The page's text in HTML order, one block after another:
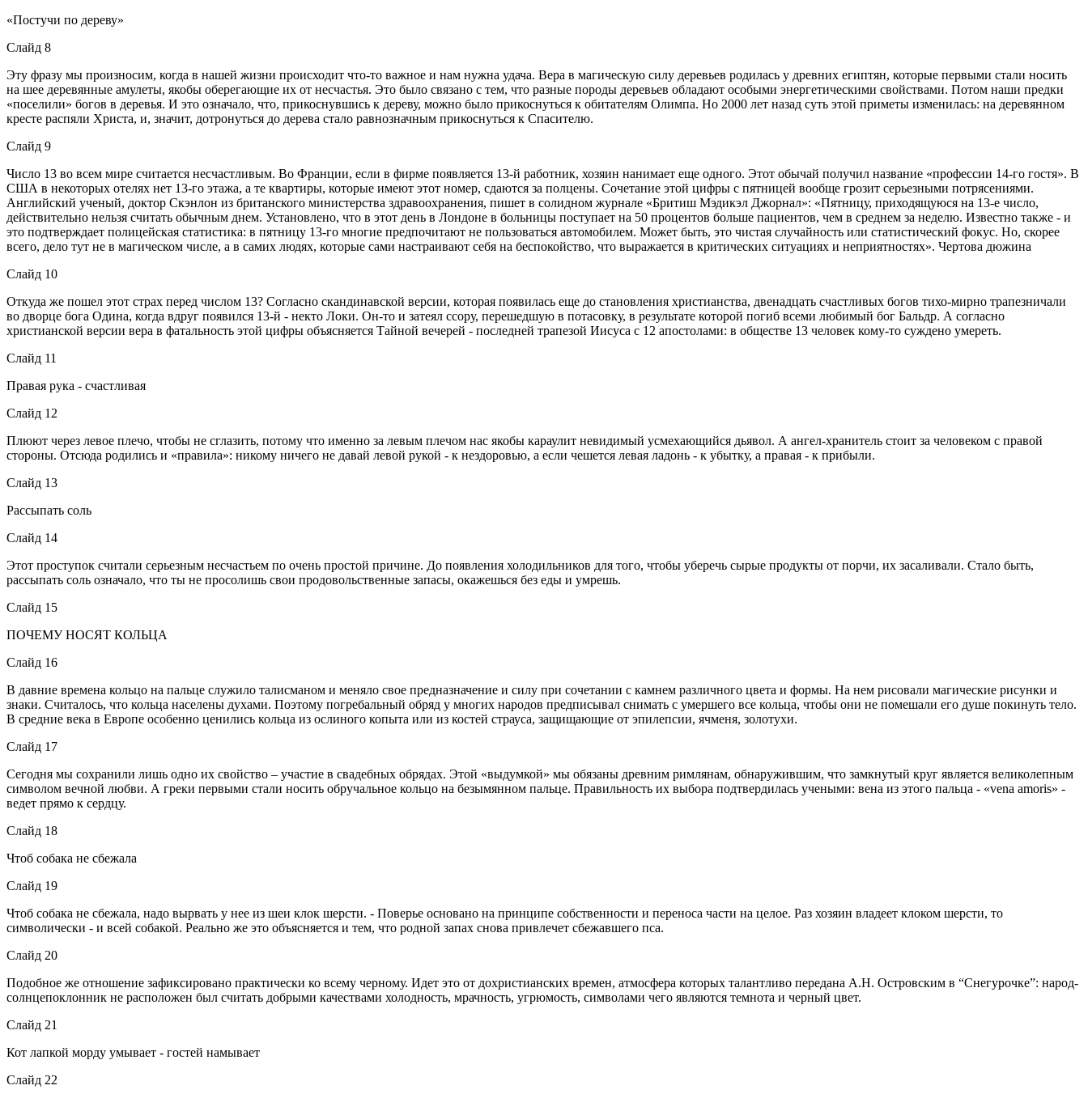
«Постучи по дереву»
Слайд 8
Эту фразу мы произносим, когда в нашей жизни происходит что-то важное и нам нужна удача. Вера в магическую силу деревьев родилась у древних египтян, которые первыми стали носить
на шее деревянные амулеты, якобы оберегающие их от несчастья. Это было связано с тем, что разные породы деревьев обладают особыми энергетическими свойствами. Потом наши предки
«поселили» богов в деревья. И это означало, что, прикоснувшись к дереву, можно было прикоснуться к обитателям Олимпа. Но 2000 лет назад суть этой приметы изменилась: на деревянном
кресте распяли Христа, и, значит, дотронуться до дерева стало равнозначным прикоснуться к Спасителю.
Слайд 9
Число 13 во всем мире считается несчастливым. Во Франции, если в фирме появляется 13-й работник, хозяин нанимает еще одного. Этот обычай получил название «профессии 14-го гостя». В
США в некоторых отелях нет 13-го этажа, а те квартиры, которые имеют этот номер, сдаются за полцены. Сочетание этой цифры с пятницей вообще грозит серьезными потрясениями.
Английский ученый, доктор Скэнлон из британского министерства здравоохранения, пишет в солидном журнале «Бритиш Мэдикэл Джорнал»: «Пятницу, приходящуюся на 13-е число,
действительно нельзя считать обычным днем. Установлено, что в этот день в Лондоне в больницы поступает на 50 процентов больше пациентов, чем в среднем за неделю. Известно также - и
это подтверждает полицейская статистика: в пятницу 13-го многие предпочитают не пользоваться автомобилем. Может быть, это чистая случайность или статистический фокус. Но, скорее
всего, дело тут не в магическом числе, а в самих людях, которые сами настраивают себя на беспокойство, что выражается в критических ситуациях и неприятностях». Чертова дюжина
Слайд 10
Откуда же пошел этот страх перед числом 13? Согласно скандинавской версии, которая появилась еще до становления христианства, двенадцать счастливых богов тихо-мирно трапезничали
во дворце бога Одина, когда вдруг появился 13-й - некто Локи. Он-то и затеял ссору, перешедшую в потасовку, в результате которой погиб всеми любимый бог Бальдр. А согласно
христианской версии вера в фатальность этой цифры объясняется Тайной вечерей - последней трапезой Иисуса с 12 апостолами: в обществе 13 человек кому-то суждено умереть.
Слайд 11
Правая рука - счастливая
Слайд 12
Плюют через левое плечо, чтобы не сглазить, потому что именно за левым плечом нас якобы караулит невидимый усмехающийся дьявол. А ангел-хранитель стоит за человеком с правой
стороны. Отсюда родились и «правила»: никому ничего не давай левой рукой - к нездоровью, а если чешется левая ладонь - к убытку, а правая - к прибыли.
Слайд 13
Рассыпать соль
Слайд 14
Этот проступок считали серьезным несчастьем по очень простой причине. До появления холодильников для того, чтобы уберечь сырые продукты от порчи, их засаливали. Стало быть,
рассыпать соль означало, что ты не просолишь свои продовольственные запасы, окажешься без еды и умрешь.
Слайд 15
ПОЧЕМУ НОСЯТ КОЛЬЦА
Слайд 16
В давние времена кольцо на пальце служило талисманом и меняло свое предназначение и силу при сочетании с камнем различного цвета и формы. На нем рисовали магические рисунки и
знаки. Считалось, что кольца населены духами. Поэтому погребальный обряд у многих народов предписывал снимать с умершего все кольца, чтобы они не помешали его душе покинуть тело.
В средние века в Европе особенно ценились кольца из ослиного копыта или из костей страуса, защищающие от эпилепсии, ячменя, золотухи.
Слайд 17
Сегодня мы сохранили лишь одно их свойство – участие в свадебных обрядах. Этой «выдумкой» мы обязаны древним римлянам, обнаружившим, что замкнутый круг является великолепным
символом вечной любви. А греки первыми стали носить обручальное кольцо на безымянном пальце. Правильность их выбора подтвердилась учеными: вена из этого пальца - «vena amoris» -
ведет прямо к сердцу.
Слайд 18
Чтоб собака не сбежала
Слайд 19
Чтоб собака не сбежала, надо вырвать у нее из шеи клок шерсти. - Поверье основано на принципе собственности и переноса части на целое. Раз хозяин владеет клоком шерсти, то
символически - и всей собакой. Реально же это объясняется и тем, что родной запах снова привлечет сбежавшего пса.
Слайд 20
Подобное же отношение зафиксировано практически ко всему черному. Идет это от дохристианских времен, атмосфера которых талантливо передана А.Н. Островским в “Снегурочке”: народ-
солнцепоклонник не расположен был считать добрыми качествами холодность, мрачность, угрюмость, символами чего являются темнота и черный цвет.
Слайд 21
Кот лапкой морду умывает - гостей намывает
Слайд 22